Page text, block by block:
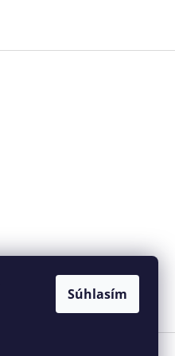
Súhlasím